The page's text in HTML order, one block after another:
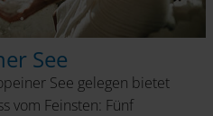
See
See gelegen bietet
vom Feinsten: Fünf